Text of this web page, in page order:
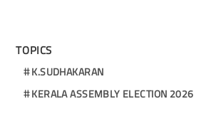
TOPICS
K.SUDHAKARAN
KERALA ASSEMBLY ELECTION 2026